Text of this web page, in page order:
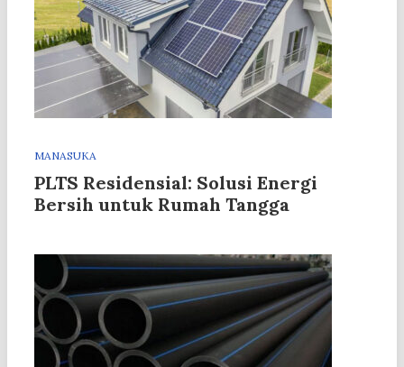
MANASUKA
PLTS Residensial: Solusi Energi
Bersih untuk Rumah Tangga